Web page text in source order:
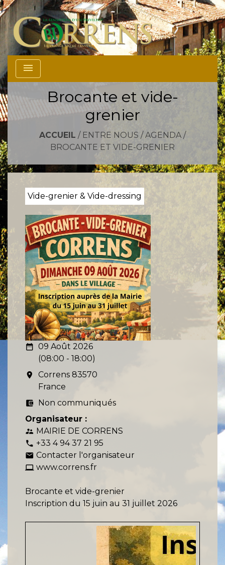
menu
Brocante et vide-
grenier
ACCUEIL / ENTRE NOUS /AGENDA/
BROCANTE ET VIDE-GRENIER
Vide-grenier & Vide-dressing
date_range 09 Août 2026
(08:00 - 18:00)
room
Correns 83570
France
account_balance_wallet
Non communiqués
Organisateur :
supervisor_account MAIRIE DE CORRENS
phone +33 4 94 37 21 95
email Contacter l'organisateur
computer www.correns.fr
Brocante et vide-grenier
Inscription du 15 juin au 31 juillet 2026